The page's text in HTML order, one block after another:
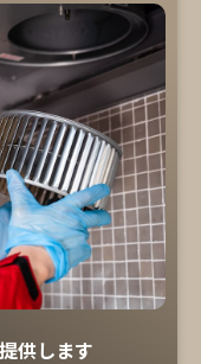
供します